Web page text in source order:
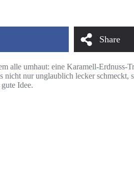
Share
alle umhaut: eine Karamell-Erdnuss-
nur unglaublich lecker schmeckt,
Idee.